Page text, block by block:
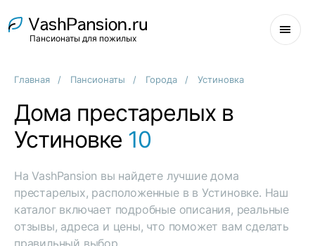
Пансионаты для пожилых
Главная Пансионаты Города Устиновка
Дома престарелых в
Устиновке 10
На VashPansion вы найдете лучшие дома
престарелых, расположенные в в Устиновке. Наш
каталог включает подробные описания, реальные
отзывы, адреса и цены, что поможет вам сделать
правильный выбор.